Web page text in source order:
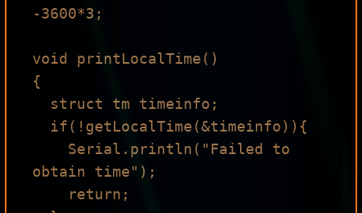
-3600*3;
void printLocalTime()
{
obtain time");